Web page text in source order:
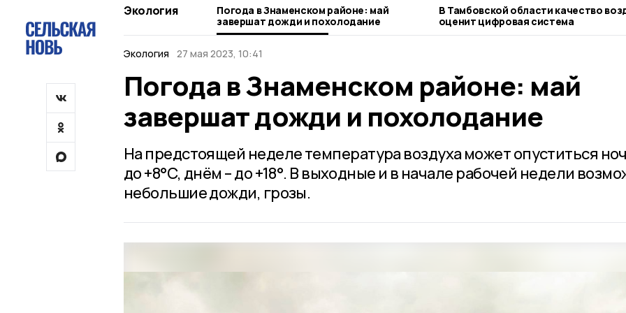
Экология
Погода в Знаменском районе: май
завершат дожди и похолодание
В Тамбовской области качество
оценит цифровая система
Экология 27 мая 2023, 10:41
Погода в Знаменском районе: май
завершат дожди и похолодание
На предстоящей неделе температура воздуха может опуститься
до +8°С, днём – до +18°. В выходные и в начале рабочей недели
небольшие дожди, грозы.